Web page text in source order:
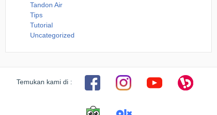
Tandon Air
Tips
Tutorial
Uncategorized
Temukan kami di :